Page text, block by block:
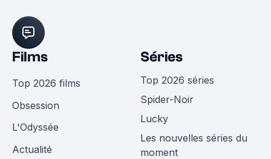
Films
Top 2026 films
Obsession
L'Odyssée
Actualité
Séries
Top 2026 séries
Spider-Noir
Lucky
Les nouvelles séries du
moment